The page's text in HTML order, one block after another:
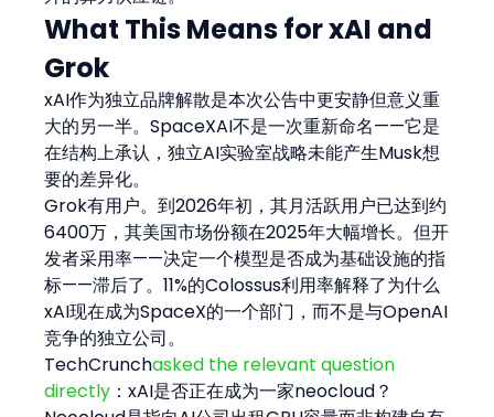
What This Means for xAI and
Grok
xAI作为独立品牌解散是本次公告中更安静但意义重
大的另一半。SpaceXAI不是一次重新命名——它是
在结构上承认，独立AI实验室战略未能产生Musk想
要的差异化。
Grok有用户。到2026年初，其月活跃用户已达到约
6400万，其美国市场份额在2025年大幅增长。但开
发者采用率——决定一个模型是否成为基础设施的指
标——滞后了。11%的Colossus利用率解释了为什么
xAI现在成为SpaceX的一个部门，而不是与OpenAI
竞争的独立公司。
TechCrunchasked the relevant question
directly ：xAI是否正在成为一家neocloud？